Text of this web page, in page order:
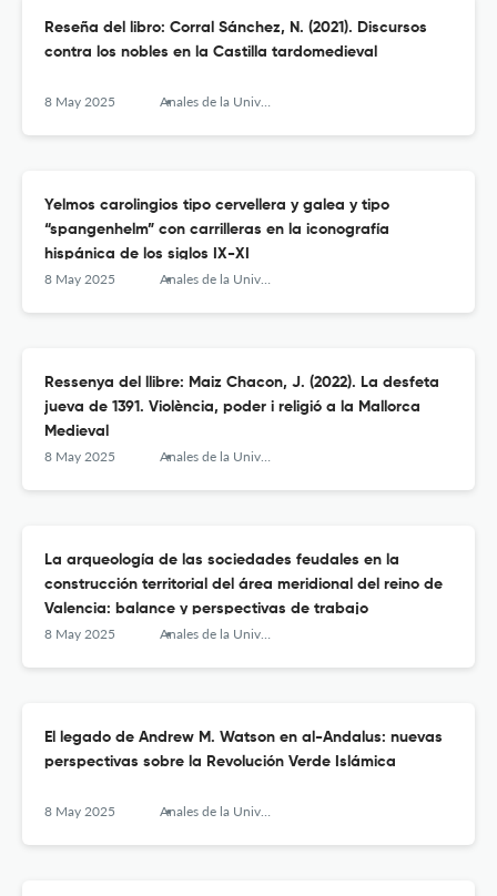
Reseña del libro: Corral Sánchez, N. (2021). Discursos
contra los nobles en la Castilla tardomedieval
8 May 2025 Anales de la Universidad de Alicante. Historia Medieval
Yelmos carolingios tipo cervellera y galea y tipo
“spangenhelm” con carrilleras en la iconografía
hispánica de los siglos IX-XI
8 May 2025 Anales de la Universidad de Alicante. Historia Medieval
Ressenya del llibre: Maiz Chacon, J. (2022). La desfeta
jueva de 1391. Violència, poder i religió a la Mallorca
Medieval
8 May 2025 Anales de la Universidad de Alicante. Historia Medieval
La arqueología de las sociedades feudales en la
construcción territorial del área meridional del reino de
Valencia: balance y perspectivas de trabajo
8 May 2025 Anales de la Universidad de Alicante. Historia Medieval
El legado de Andrew M. Watson en al-Andalus: nuevas
perspectivas sobre la Revolución Verde Islámica
8 May 2025 Anales de la Universidad de Alicante. Historia Medieval